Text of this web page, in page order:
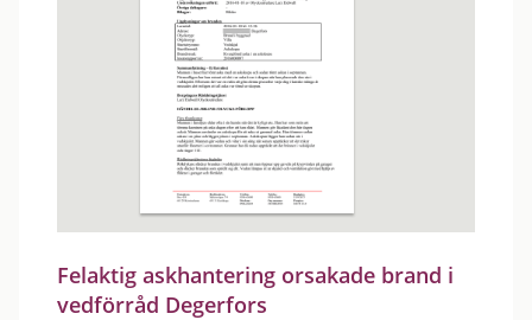
Felaktig askhantering orsakade brand i
vedförråd Degerfors